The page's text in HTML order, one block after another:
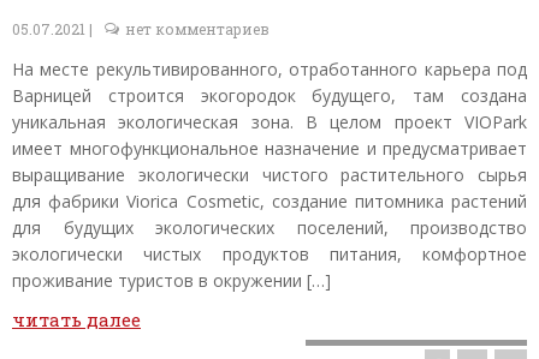
05.07.2021 | нет комментариев
На месте рекультивированного, отработанного карьера под
Варницей строится экогородок будущего, там создана
уникальная экологическая зона. В целом проект VIOPark
имеет многофункциональное назначение и предусматривает
выращивание экологически чистого растительного сырья
для фабрики Viorica Cosmetic, создание питомника растений
для будущих экологических поселений, производство
экологически чистых продуктов питания, комфортное
проживание туристов в окружении […]
читать далее